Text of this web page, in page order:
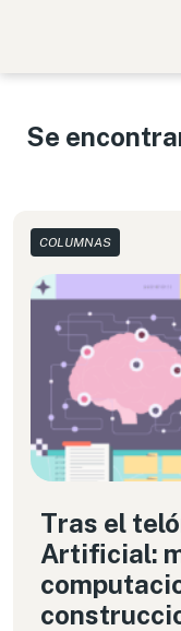
Se
COLUMNAS
Tras el
Artificial: